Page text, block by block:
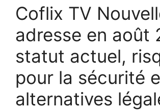
Coflix TV
adresse en août
statut actuel,
pour la sécurité
alternatives